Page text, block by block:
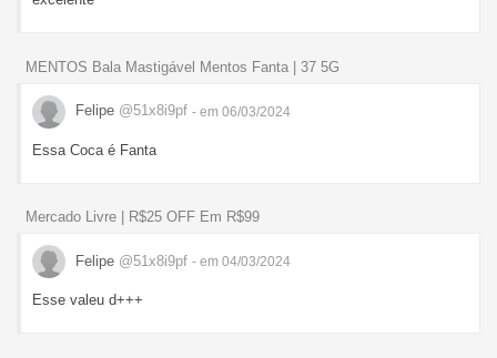
MENTOS Bala Mastigável Mentos Fanta | 37 5G
Felipe @51x8i9pf - em 06/03/2024
Essa Coca é Fanta
Mercado Livre | R$25 OFF Em R$99
Felipe @51x8i9pf - em 04/03/2024
Esse valeu d+++